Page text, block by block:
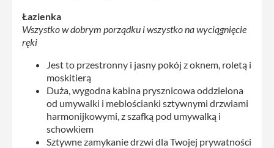
Łazienka
Wszystko w dobrym porządku i wszystko na wyciągnięcie
ręki
Jest to przestronny i jasny pokój z oknem, roletą i
moskitierą
Duża, wygodna kabina prysznicowa oddzielona
od umywalki i meblościanki sztywnymi drzwiami
harmonijkowymi, z szafką pod umywalką i
schowkiem
Sztywne zamykanie drzwi dla Twojej prywatności